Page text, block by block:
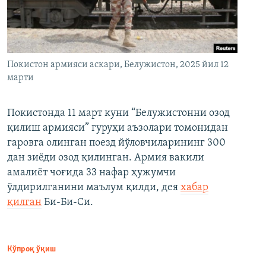
Покистон армияси аскари, Белужистон, 2025 йил 12
марти
Покистонда 11 март куни “Белужистонни озод
қилиш армияси” гуруҳи аъзолари томонидан
гаровга олинган поезд йўловчиларининг 300
дан зиёди озод қилинган. Армия вакили
амалиёт чоғида 33 нафар ҳужумчи
ўлдирилганини маълум қилди, дея хабар
қилган Би-Би-Си.
Кўпроқ ўқиш